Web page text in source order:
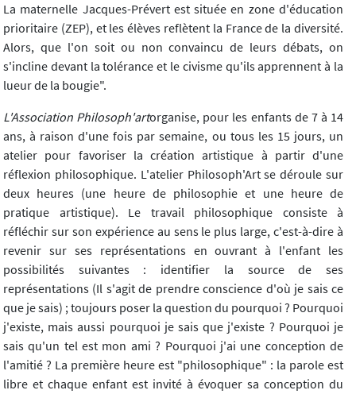
La maternelle Jacques-Prévert est située en zone d'éducation
prioritaire (ZEP), et les élèves reflètent la France de la diversité.
Alors, que l'on soit ou non convaincu de leurs débats, on
s'incline devant la tolérance et le civisme qu'ils apprennent à la
lueur de la bougie".
L'Association Philosoph'artorganise, pour les enfants de 7 à 14
ans, à raison d'une fois par semaine, ou tous les 15 jours, un
atelier pour favoriser la création artistique à partir d'une
réflexion philosophique. L'atelier Philosoph'Art se déroule sur
deux heures (une heure de philosophie et une heure de
pratique artistique). Le travail philosophique consiste à
réfléchir sur son expérience au sens le plus large, c'est-à-dire à
revenir sur ses représentations en ouvrant à l'enfant les
possibilités suivantes : identifier la source de ses
représentations (Il s'agit de prendre conscience d'où je sais ce
que je sais) ; toujours poser la question du pourquoi ? Pourquoi
j'existe, mais aussi pourquoi je sais que j'existe ? Pourquoi je
sais qu'un tel est mon ami ? Pourquoi j'ai une conception de
l'amitié ? La première heure est "philosophique" : la parole est
libre et chaque enfant est invité à évoquer sa conception du